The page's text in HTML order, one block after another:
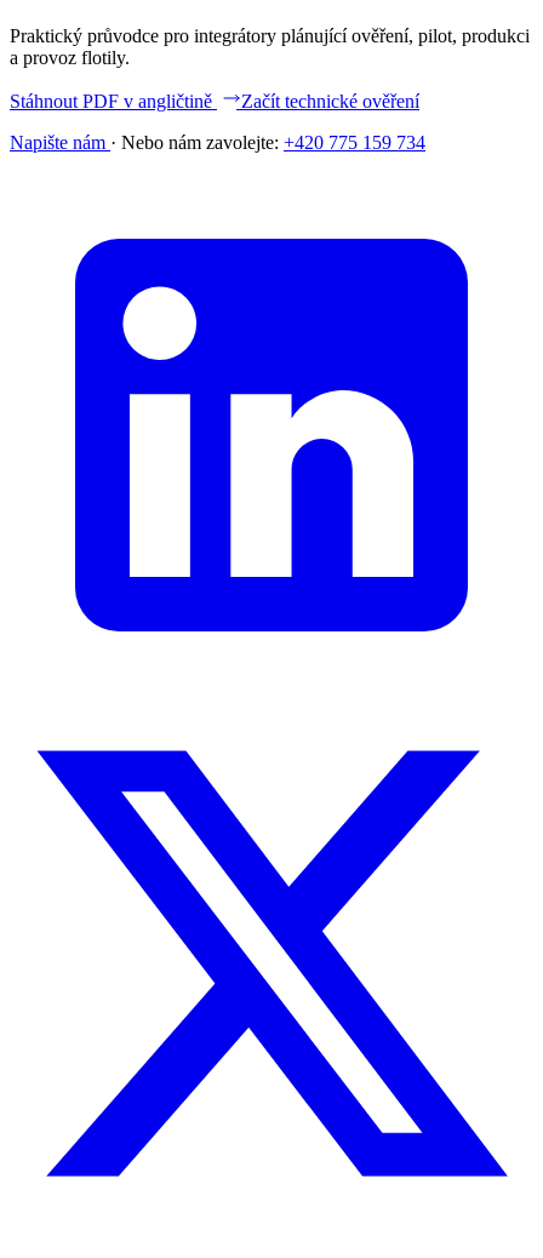
Praktický průvodce pro integrátory plánující ověření, pilot, produkci
a provoz flotily.
Stáhnout PDF v angličtině
Začít technické ověření
Napište nám · Nebo nám zavolejte: +420 775 159 734